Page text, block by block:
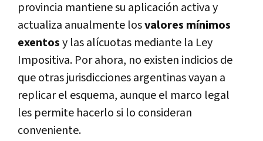
provincia mantiene su aplicación activa y
actualiza anualmente losvalores mínimos
exentosy las alícuotas mediante la Ley
Impositiva. Por ahora, no existen indicios de
que otras jurisdicciones argentinas vayan a
replicar el esquema, aunque el marco legal
les permite hacerlo si lo consideran
conveniente.